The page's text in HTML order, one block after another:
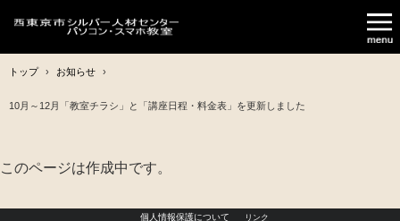
トップ › お知らせ ›
10月～12月「教室チラシ」と「講座日程・料金表」を更新しました
このページは作成中です。
個人情報保護について リンク